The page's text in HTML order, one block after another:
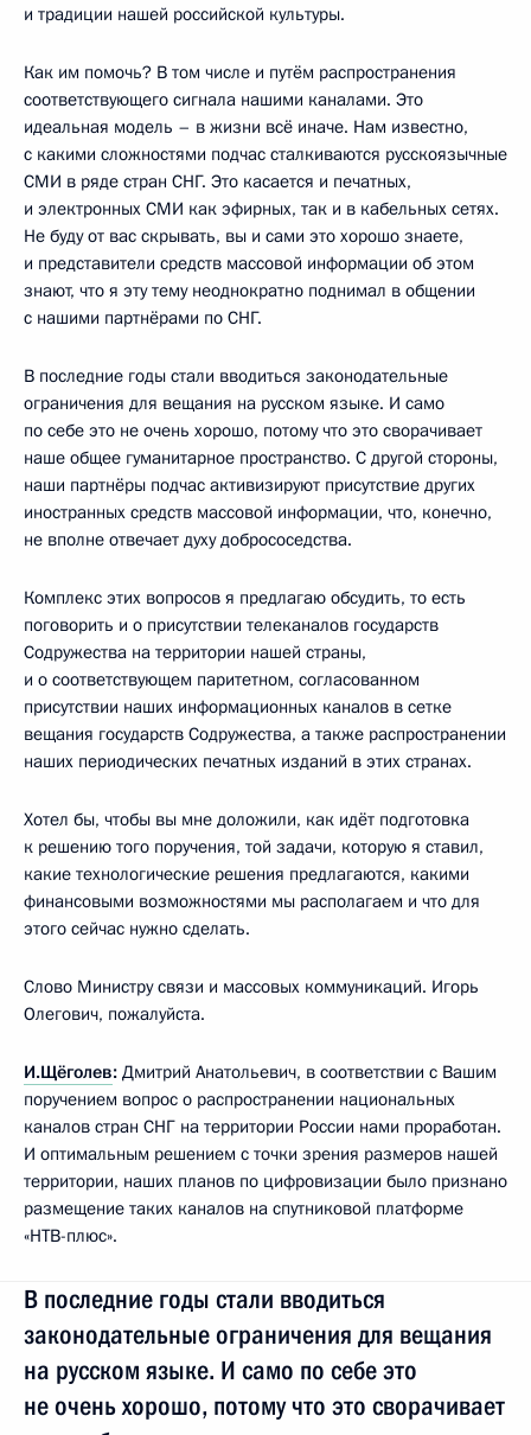
и традиции нашей российской культуры.
Как им помочь? В том числе и путём распространения
соответствующего сигнала нашими каналами. Это
идеальная модель – в жизни всё иначе. Нам известно,
с какими сложностями подчас сталкиваются русскоязычные
СМИ в ряде стран СНГ. Это касается и печатных,
и электронных СМИ как эфирных, так и в кабельных сетях.
Не буду от вас скрывать, вы и сами это хорошо знаете,
и представители средств массовой информации об этом
знают, что я эту тему неоднократно поднимал в общении
с нашими партнёрами по СНГ.
В последние годы стали вводиться законодательные
ограничения для вещания на русском языке. И само
по себе это не очень хорошо, потому что это сворачивает
наше общее гуманитарное пространство. С другой стороны,
наши партнёры подчас активизируют присутствие других
иностранных средств массовой информации, что, конечно,
не вполне отвечает духу добрососедства.
Комплекс этих вопросов я предлагаю обсудить, то есть
поговорить и о присутствии телеканалов государств
Содружества на территории нашей страны,
и о соответствующем паритетном, согласованном
присутствии наших информационных каналов в сетке
вещания государств Содружества, а также распространении
наших периодических печатных изданий в этих странах.
Хотел бы, чтобы вы мне доложили, как идёт подготовка
к решению того поручения, той задачи, которую я ставил,
какие технологические решения предлагаются, какими
финансовыми возможностями мы располагаем и что для
этого сейчас нужно сделать.
Слово Министру связи и массовых коммуникаций. Игорь
Олегович, пожалуйста.
И.Щёголев: Дмитрий Анатольевич, в соответствии с Вашим
поручением вопрос о распространении национальных
каналов стран СНГ на территории России нами проработан.
И оптимальным решением с точки зрения размеров нашей
территории, наших планов по цифровизации было признано
размещение таких каналов на спутниковой платформе
«НТВ-плюс».
В последние годы стали вводиться
законодательные ограничения для вещания
на русском языке. И само по себе это
не очень хорошо, потому что это сворачивает